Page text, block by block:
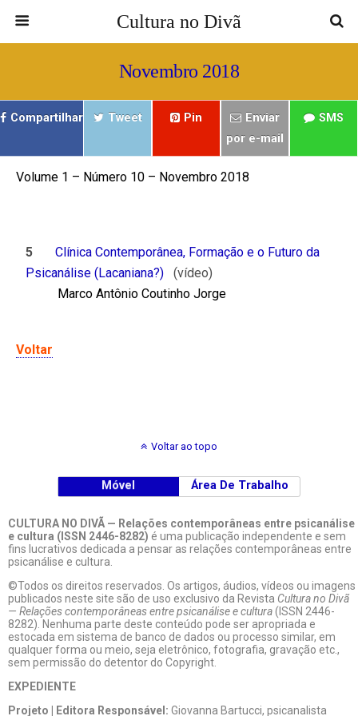
Cultura no Divã
Novembro 2018
Compartilhar Tweet Pin
Enviar
por e-mail
SMS
Volume 1 – Número 10 – Novembro 2018
5
Clínica Contemporânea, Formação e o Futuro da
Psicanálise (Lacaniana?) (vídeo)
Marco Antônio Coutinho Jorge
Voltar
Voltar ao topo
Móvel Área De Trabalho
CULTURA NO DIVÃ — Relações contemporâneas entre psicanálise
e cultura (ISSN 2446-8282) é uma publicação independente e sem
fins lucrativos dedicada a pensar as relações contemporâneas entre
psicanálise e cultura.
©Todos os direitos reservados. Os artigos, áudios, vídeos ou imagens
publicados neste site são de uso exclusivo da Revista Cultura no Divã
— Relações contemporâneas entre psicanálise e cultura(ISSN 2446-
8282). Nenhuma parte deste conteúdo pode ser apropriada e
estocada em sistema de banco de dados ou processo similar, em
qualquer forma ou meio, seja eletrônico, fotografia, gravação etc.,
sem permissão do detentor do Copyright.
EXPEDIENTE
Projeto | Editora Responsável: Giovanna Bartucci, psicanalista